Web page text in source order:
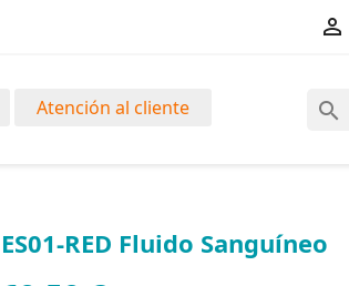

Atención al cliente search
ES01-RED Fluido Sanguíneo